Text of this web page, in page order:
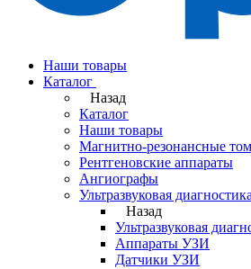
Наши товары
Каталог
Назад
Каталог
Наши товары
Магнитно-резонансные
Рентгеновские аппараты
Ангиографы
Ультразвуковая диагностика
Назад
Ультразвуковая
Аппараты УЗИ
Датчики УЗИ